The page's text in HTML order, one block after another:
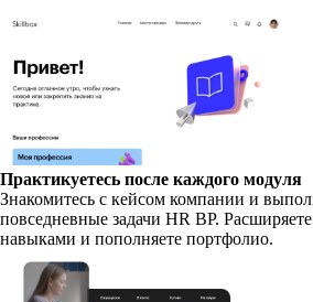
Практикуетесь после каждого модуля
Знакомитесь с кейсом компании и
повседневные задачи HR BP.
навыками и пополняете портфолио.